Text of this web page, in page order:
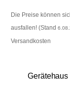
Die Preise können
ausfallen! (Stand
Versandkosten
Gerätehaus